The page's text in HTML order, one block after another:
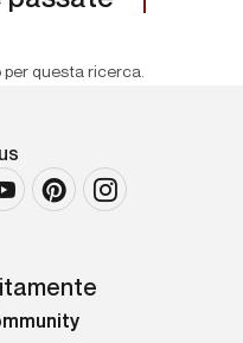
questa ricerca.